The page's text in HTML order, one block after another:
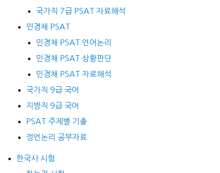
국가직 7급 PSAT 자료해석
민경채 PSAT
민경채 PSAT 언어논리
민경채 PSAT 상황판단
민경채 PSAT 자료해석
국가직 9급 국어
지방직 9급 국어
PSAT 주제별 기출
정언논리 공부자료
한국사 시험